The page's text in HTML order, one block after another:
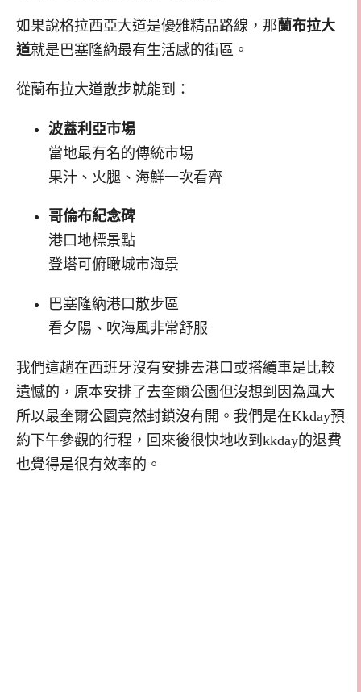
如果說格拉西亞大道是優雅精品路線，那蘭布拉大
道就是巴塞隆納最有生活感的街區。
從蘭布拉大道散步就能到：
波蓋利亞市場
當地最有名的傳統市場
果汁、火腿、海鮮一次看齊
哥倫布紀念碑
港口地標景點
登塔可俯瞰城市海景
巴塞隆納港口散步區
看夕陽、吹海風非常舒服
我們這趟在西班牙沒有安排去港口或搭纜車是比較
遺憾的，原本安排了去奎爾公園但沒想到因為風大
所以最奎爾公園竟然封鎖沒有開。我們是在Kkday預
約下午參觀的行程，回來後很快地收到kkday的退費
也覺得是很有效率的。